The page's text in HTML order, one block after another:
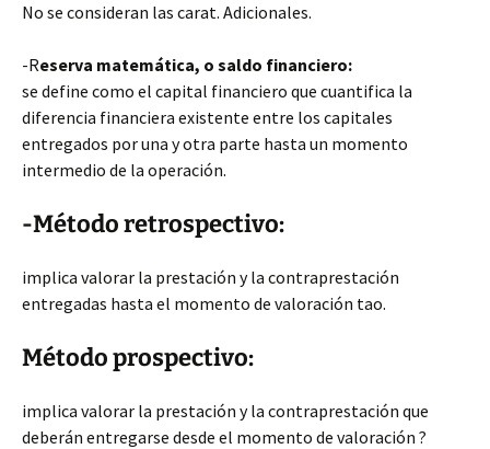
No se consideran las carat. Adicionales.
-Reserva matemática, o saldo financiero:
se define como el capital financiero que cuantifica la
diferencia financiera existente entre los capitales
entregados por una y otra parte hasta un momento
intermedio de la operación.
-Método retrospectivo:
implica valorar la prestación y la contraprestación
entregadas hasta el momento de valoración tao.
Método prospectivo:
implica valorar la prestación y la contraprestación que
deberán entregarse desde el momento de valoración ?